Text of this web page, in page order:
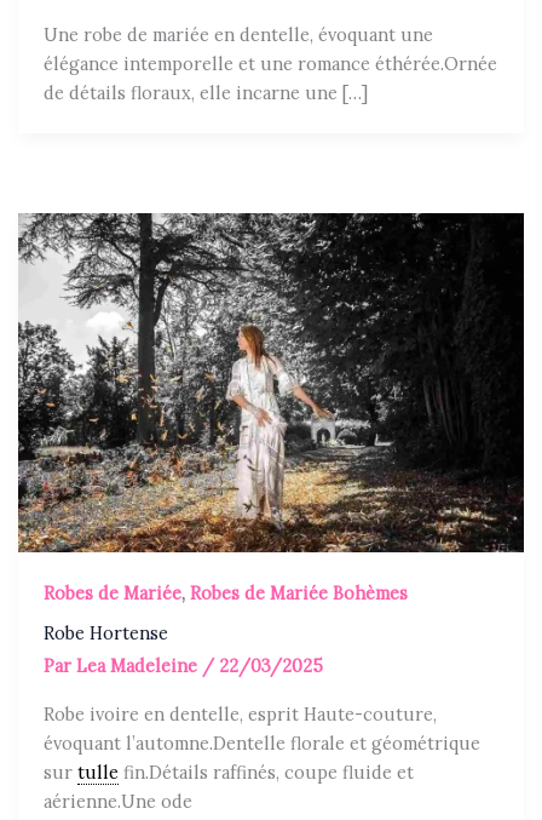
Une robe de mariée en dentelle, évoquant une
élégance intemporelle et une romance éthérée.Ornée
de détails floraux, elle incarne une […]
Robes de Mariée,Robes de Mariée Bohèmes
Robe Hortense
ParLea Madeleine / 22/03/2025
Robe ivoire en dentelle, esprit Haute-couture,
évoquant l’automne.Dentelle florale et géométrique
surtulle fin.Détails raffinés, coupe fluide et
aérienne.Une ode